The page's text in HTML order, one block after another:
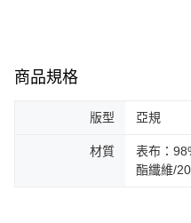
商品規格
版型 亞規
材質
表布：
酯纖維/